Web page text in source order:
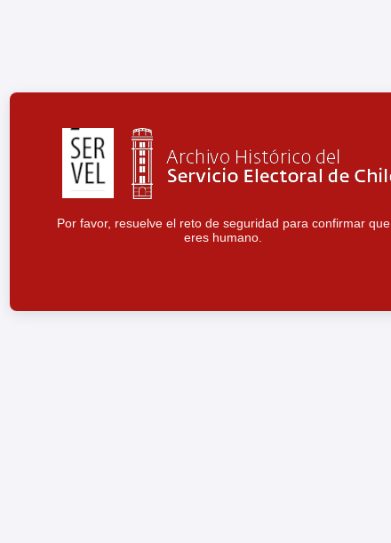
Por favor, resuelve el reto de seguridad para confirmar que
eres humano.